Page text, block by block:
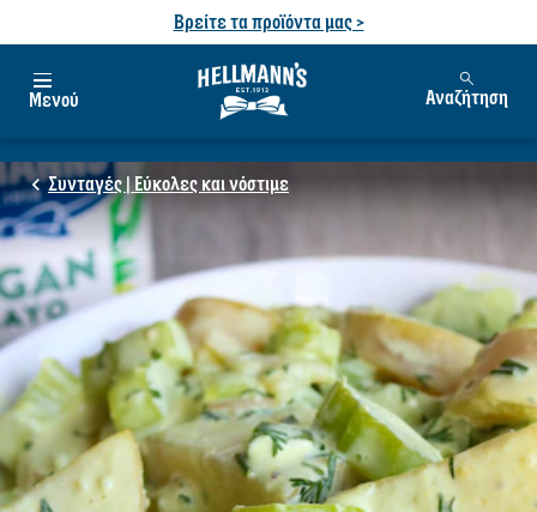
Βρείτε τα προϊόντα μας >
Μενού Αναζήτηση
Συνταγές | Εύκολες και νόστιμε